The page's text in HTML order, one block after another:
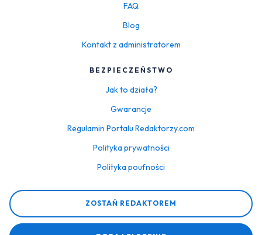
FAQ
Blog
Kontakt z administratorem
BEZPIECZEŃSTWO
Jak to działa?
Gwarancje
Regulamin Portalu Redaktorzy.com
Polityka prywatności
Polityka poufności
ZOSTAŃ REDAKTOREM